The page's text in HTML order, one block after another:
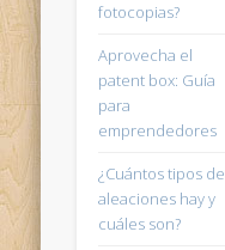
fotocopias?
Aprovecha el
patent box: Guía
para
emprendedores
¿Cuántos tipos de
aleaciones hay y
cuáles son?